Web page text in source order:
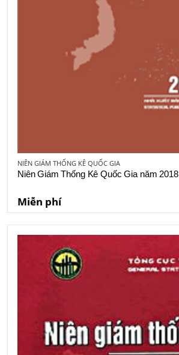
NIÊN GIÁM THỐNG KÊ QUỐC GIA
Niên Giám Thống Kê Quốc Gia năm 2018
Miễn phí